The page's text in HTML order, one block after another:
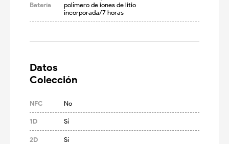
Batería
polímero de iones de litio
incorporada/7 horas
Datos
Colección
NFC No
1D Sí
2D Sí